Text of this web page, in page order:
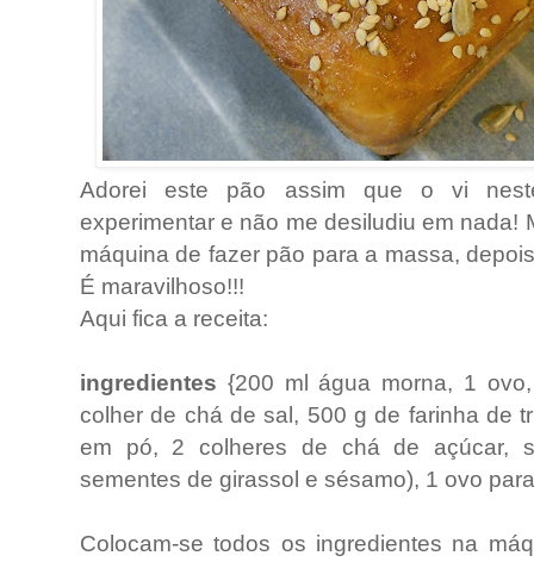
Adorei este pão assim que o vi
experimentar e não me desiludiu em nada!
máquina de fazer pão para a massa,
É maravilhoso!!!
Aqui fica a receita:
ingredientes {200 ml água morna, 1
colher de chá de sal, 500 g de farinha de
em pó, 2 colheres de chá de açúcar,
sementes de girassol e sésamo), 1 ovo
Colocam-se todos os ingredientes na